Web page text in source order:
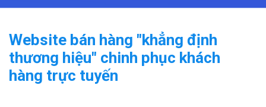
Website bán hàng "khẳng định
thương hiệu" chinh phục khách
hàng trực tuyến